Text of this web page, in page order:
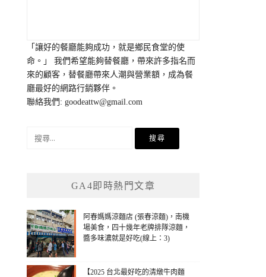
「讓好的餐廳能夠成功，就是鄉民食堂的使
命。」 我們希望能夠替餐廳，帶來許多指名而
來的顧客，替餐廳帶來人潮與營業額，成為餐
廳最好的網路行銷夥伴。
聯絡我們:goodeattw@gmail.com
GA4即時熱門文章
阿春媽媽涼麵店 (張春涼麵)，南機
場美食，四十幾年老牌排隊涼麵，
醬多味濃就是好吃(線上：3)
【2025 台北最好吃的清燉牛肉麵